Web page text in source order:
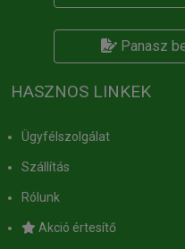
Panasz
HASZNOS LINKEK
Ügyfélszolgálat
Szállítás
Rólunk
Akció értesítő